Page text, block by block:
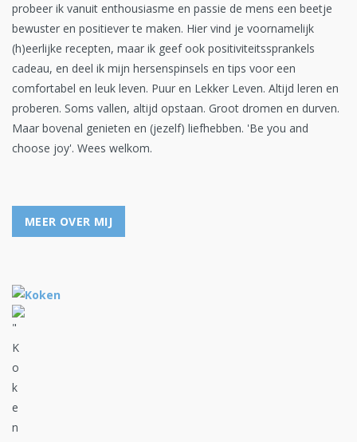
probeer ik vanuit enthousiasme en passie de mens een beetje
bewuster en positiever te maken. Hier vind je voornamelijk
(h)eerlijke recepten, maar ik geef ook positiviteitssprankels
cadeau, en deel ik mijn hersenspinsels en tips voor een
comfortabel en leuk leven. Puur en Lekker Leven. Altijd leren en
proberen. Soms vallen, altijd opstaan. Groot dromen en durven.
Maar bovenal genieten en (jezelf) liefhebben. 'Be you and
choose joy'. Wees welkom.
MEER OVER MIJ